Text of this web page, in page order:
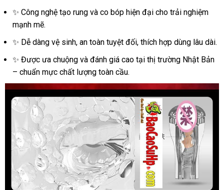
cao
cấp
sướng
✨ Công nghệ tạo rung và co bóp hiện đại cho trải nghiệm
mạnh mẽ.
✨ Dễ dàng vệ sinh, an toàn tuyệt đối, thích hợp dùng lâu dài.
✨ Được ưa chuộng và đánh giá cao tại thị trường Nhật Bản
– chuẩn mực chất lượng toàn cầu.